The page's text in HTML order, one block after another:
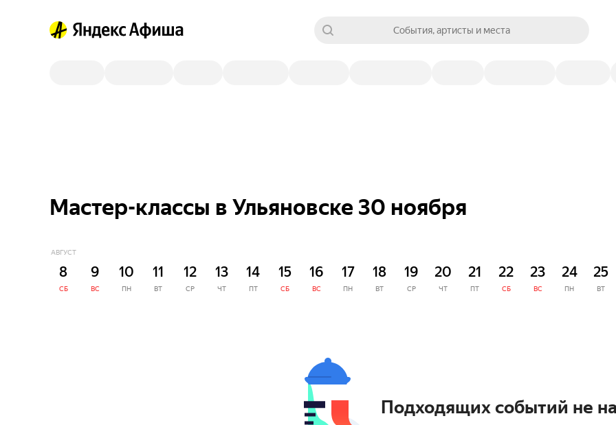
События, артисты и места
Мастер-классы в Ульяновске 30 ноября
АВГУСТ
8
СБ
9
ВС
10
ПН
11
ВТ
12
СР
13
ЧТ
14
ПТ
15
СБ
16
ВС
17
ПН
18
ВТ
19
СР
20
ЧТ
21
ПТ
22
СБ
23
ВС
24
ПН
25
ВТ
Подходящих событий не